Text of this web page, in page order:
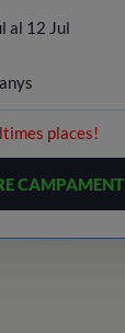
al 12 Jul
places!
CAMPAMENT